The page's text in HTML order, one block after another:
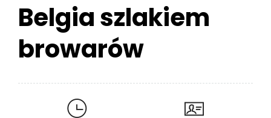
Belgia szlakiem
browarów